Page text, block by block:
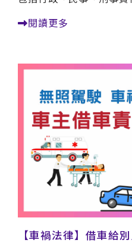
閱讀更多
【車禍法律】借車給